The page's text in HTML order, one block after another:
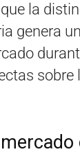
la
genera
sobre